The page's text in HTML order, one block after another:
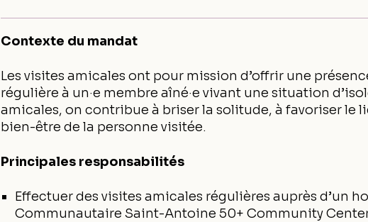
Contexte du mandat
Les visites amicales ont pour mission d’offrir une
régulière à un·e membre aîné·e vivant une situation
amicales, on contribue à briser la solitude, à favoriser le
bien-être de la personne visitée.
Principales responsabilités
Effectuer des visites amicales régulières auprès d’un
Communautaire Saint-Antoine 50+ Community